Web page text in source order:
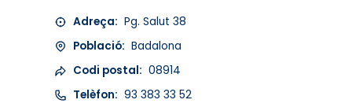
Adreça: Pg. Salut 38
Població: Badalona
Codi postal: 08914
Telèfon: 93 383 33 52